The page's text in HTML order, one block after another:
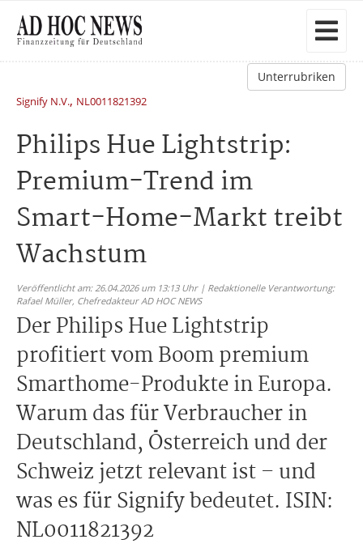
Unterrubriken
Signify N.V., NL0011821392
Philips Hue Lightstrip:
Premium-Trend im
Smart-Home-Markt treibt
Wachstum
Veröffentlicht am: 26.04.2026 um 13:13 Uhr | Redaktionelle Verantwortung:
Rafael Müller, Chefredakteur AD HOC NEWS
Der Philips Hue Lightstrip
profitiert vom Boom premium
Smarthome-Produkte in Europa.
Warum das für Verbraucher in
Deutschland, Österreich und der
Schweiz jetzt relevant ist – und
was es für Signify bedeutet. ISIN:
NL0011821392